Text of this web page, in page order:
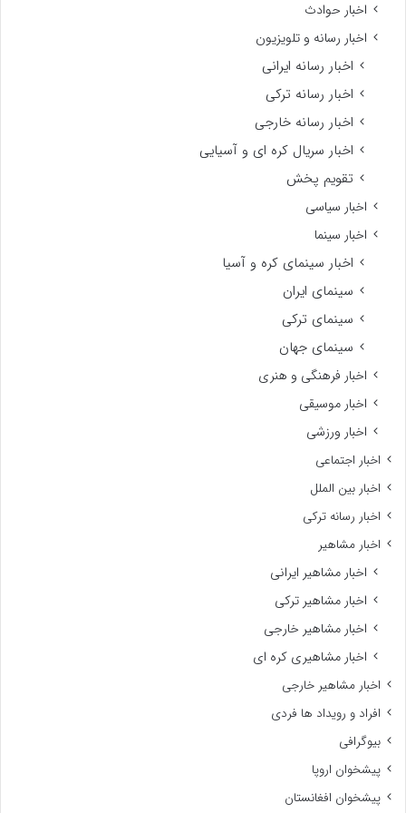
اخبار حوادث
اخبار رسانه و تلویزیون
اخبار رسانه ایرانی
اخبار رسانه ترکی
اخبار رسانه خارجی
اخبار سریال کره ای و آسیایی
تقویم پخش
اخبار سیاسی
اخبار سینما
اخبار سینمای کره و آسیا
سینمای ایران
سینمای ترکی
سینمای جهان
اخبار فرهنگی و هنری
اخبار موسیقی
اخبار ورزشی
اخبار اجتماعی
اخبار بین الملل
اخبار رسانه ترکی
اخبار مشاهیر
اخبار مشاهیر ایرانی
اخبار مشاهیر ترکی
اخبار مشاهیر خارجی
اخبار مشاهیری کره ای
اخبار مشاهیر خارجی
افراد و رویداد ها فردی
بیوگرافی
پیشخوان اروپا
پیشخوان افغانستان